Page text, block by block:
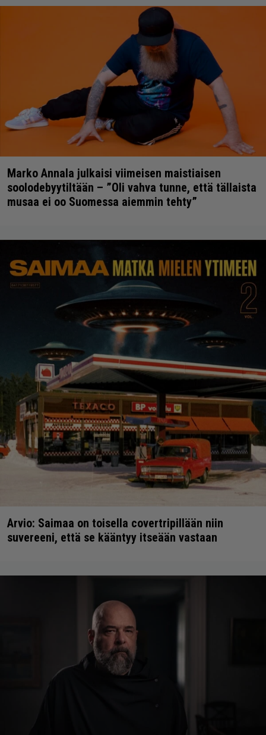
Marko Annala julkaisi viimeisen maistiaisen
soolodebyytiltään – ”Oli vahva tunne, että tällaista
musaa ei oo Suomessa aiemmin tehty”
Arvio: Saimaa on toisella covertripillään niin
suvereeni, että se kääntyy itseään vastaan